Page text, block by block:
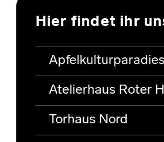
Hier findet ihr
Apfelkulturparadies
Atelierhaus Roter
Torhaus Nord